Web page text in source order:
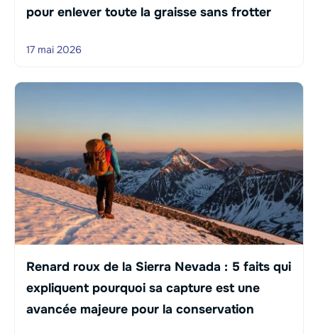
pour enlever toute la graisse sans frotter
17 mai 2026
Renard roux de la Sierra Nevada : 5 faits qui
expliquent pourquoi sa capture est une
avancée majeure pour la conservation